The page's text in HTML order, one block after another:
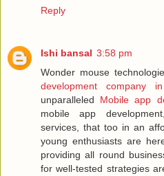
Reply
Ishi bansal 3:58 pm
Wonder mouse
development company
unparalleled Mobile app
mobile app
services, that too in an
young enthusiasts are
providing all round
for well-tested strategies